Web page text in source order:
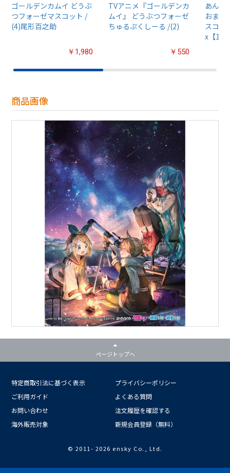
ゴールデンカムイ どうぶ
つフォーゼマスコット /
(4)尾形百之助
￥1,980
TVアニメ『ゴールデンカ
ムイ』 どうぶつフォーゼ
ちゅるぷくしーる /(2)
￥550
あんさ
おまん
スコッ
x【
商品画像
ページトップへ
特定商取引法に基づく表示
プライバシーポリシー
ご利用ガイド
よくある質問
お問い合わせ
注文履歴を確認する
海外販売対象
新規会員登録（無料）
© 2011- 2026 ensky Co., Ltd.